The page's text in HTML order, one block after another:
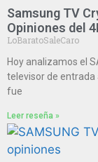
Samsung TV
Opiniones del
LoBaratoSaleCaro
Hoy analizamos el
televisor de entrada
fue
Leer reseña »